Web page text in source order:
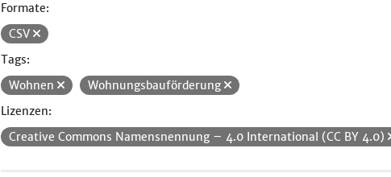
Formate:
CSV
Tags:
Wohnen
Wohnungsbauförderung
Lizenzen:
Creative Commons Namensnennung – 4.0 International (CC BY 4.0)